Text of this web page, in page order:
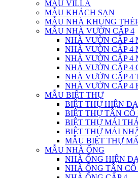
MẪU VILLA
MẪU KHÁCH SẠN
MẪU NHÀ KHUNG
MẪU NHÀ VƯỜN CẤP 4
NHÀ VƯỜN CẤP 4
NHÀ VƯỜN CẤP 4
NHÀ VƯỜN CẤP 4
NHÀ VƯỜN CẤP 4
NHÀ VƯỜN CẤP 4
NHÀ VƯỜN CẤP 4
MẪU BIỆT THỰ
BIỆT THỰ HIỆN
BIỆT THỰ TÂN CỔ
BIỆT THỰ MÁI
BIỆT THỰ MÁI
MẪU BIỆT THỰ
MẪU NHÀ ỐNG
NHÀ ỐNG HIỆN
NHÀ ỐNG TÂN